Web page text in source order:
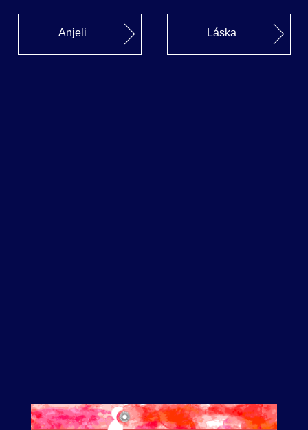
Anjeli Láska